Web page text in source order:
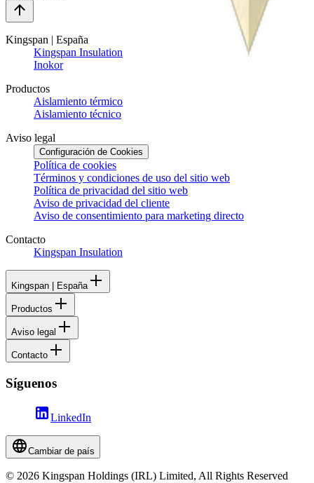
Kingspan | España
Kingspan Insulation
Inokor
Productos
Aislamiento térmico
Aislamiento técnico
Aviso legal
Configuración de Cookies
Política de cookies
Términos y condiciones de uso del sitio web
Política de privacidad del sitio web
Aviso de privacidad del cliente
Aviso de consentimiento para marketing directo
Contacto
Kingspan Insulation
Kingspan | España
Productos
Aviso legal
Contacto
Síguenos
LinkedIn
Cambiar de país
© 2026 Kingspan Holdings (IRL) Limited, All Rights Reserved